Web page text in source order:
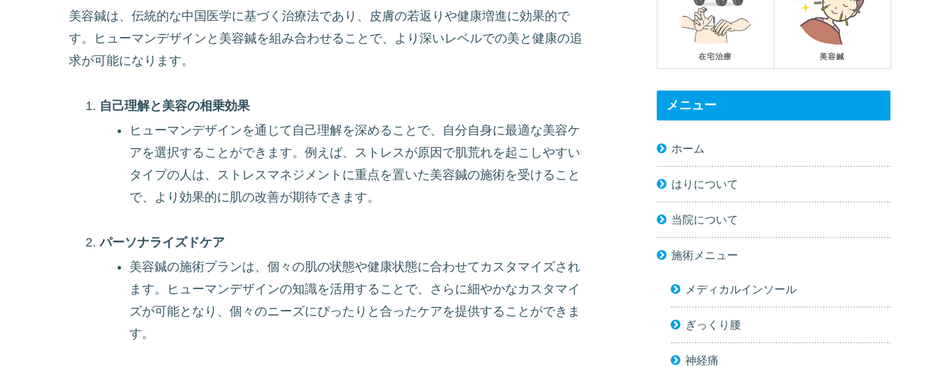
美容鍼は、伝統的な中国医学に基づく治療法であり、皮膚の若返りや健康増進に効果的で
す。ヒューマンデザインと美容鍼を組み合わせることで、より深いレベルでの美と健康の追
求が可能になります。
自己理解と美容の相乗効果
ヒューマンデザインを通じて自己理解を深めることで、自分自身に最適な美容ケ
アを選択することができます。例えば、ストレスが原因で肌荒れを起こしやすい
タイプの人は、ストレスマネジメントに重点を置いた美容鍼の施術を受けること
で、より効果的に肌の改善が期待できます。
パーソナライズドケア
美容鍼の施術プランは、個々の肌の状態や健康状態に合わせてカスタマイズされ
ます。ヒューマンデザインの知識を活用することで、さらに細やかなカスタマイ
ズが可能となり、個々のニーズにぴったりと合ったケアを提供することができま
す。
在宅治療 美容鍼
メニュー
ホーム
はりについて
当院について
施術メニュー
メディカルインソール
ぎっくり腰
神経痛